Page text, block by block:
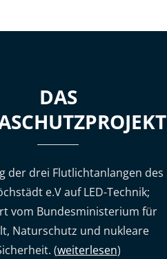
DAS
der drei Flutlichtanlangen des
e.V auf LED-Technik;
vom Bundesministerium für
Naturschutz und nukleare
(weiterlesen)